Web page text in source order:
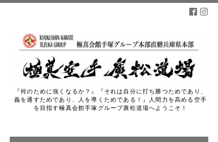
『何のために強くなるか？』『それは自分に打ち勝つためであり、
義を通すためであり、人を導くためである！』人間力を高める空手
を目指す極真会館手塚グループ廣松道場へようこそ！